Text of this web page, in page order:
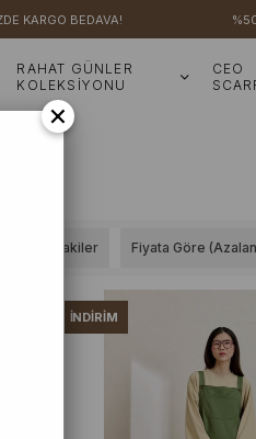
BEDAVA!
RAHAT GÜNLER
KOLEKSİYONU
CEO
Fiyata Göre
Stoktakiler
İNDIRIM
×